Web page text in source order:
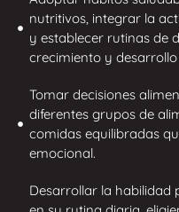
nutritivos, integrar la
y establecer rutinas de
crecimiento y
Tomar decisiones
diferentes grupos de
comidas equilibradas
emocional.
Desarrollar la habilidad